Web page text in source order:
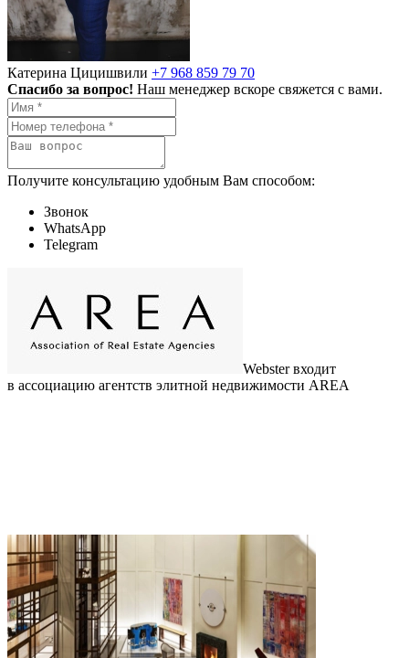
Катерина Цицишвили +7 968 859 79 70
Спасибо за вопрос! Наш менеджер вскоре свяжется с вами.
Получите консультацию удобным Вам способом:
Звонок
WhatsApp
Telegram
Webster входит
в ассоциацию агентств элитной недвижимости AREA